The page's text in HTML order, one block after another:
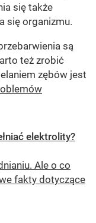
się także
się organizmu.
są
też zrobić
zębów jest
elektrolity?
Ale o co
fakty dotyczące